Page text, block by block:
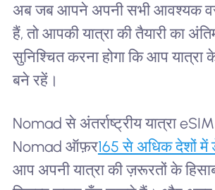
अब जब आपने अपनी सभी आवश्यक
हैं, तो आपकी यात्रा की तैयारी का
सुनिश्चित करना होगा कि आप यात्रा
बने रहें।
Nomad से अंतर्राष्ट्रीय यात्रा
Nomad ऑफ़र165 से अधिक देशों में
आप अपनी यात्रा की ज़रूरतों के